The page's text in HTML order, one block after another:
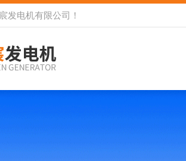
发电机有限公司 ！